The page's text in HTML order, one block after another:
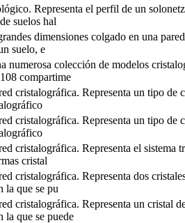
Representa el perfil de un
suelos hal
dimensiones colgado en una
suelo, e
numerosa colección de modelos
compartime
cristalográfica. Representa un tipo de
cristalográfica. Representa un tipo de
cristalográfica. Representa el sistema
cristal
cristalográfica. Representa dos
la que se pu
cristalográfica. Representa un cristal
la que se puede